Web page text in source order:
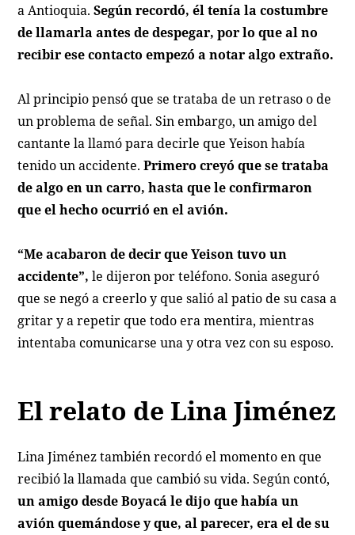
a Antioquia.Según recordó, él tenía la costumbre
de llamarla antes de despegar, por lo que al no
recibir ese contacto empezó a notar algo extraño.
Al principio pensó que se trataba de un retraso o de
un problema de señal. Sin embargo, un amigo del
cantante la llamó para decirle que Yeison había
tenido un accidente.Primero creyó que se trataba
de algo en un carro, hasta que le confirmaron
que el hecho ocurrió en el avión.
“Me acabaron de decir que Yeison tuvo un
accidente”, le dijeron por teléfono. Sonia aseguró
que se negó a creerlo y que salió al patio de su casa a
gritar y a repetir que todo era mentira, mientras
intentaba comunicarse una y otra vez con su esposo.
El relato de Lina Jiménez
Lina Jiménez también recordó el momento en que
recibió la llamada que cambió su vida. Según contó,
un amigo desde Boyacá le dijo que había un
avión quemándose y que, al parecer, era el de su